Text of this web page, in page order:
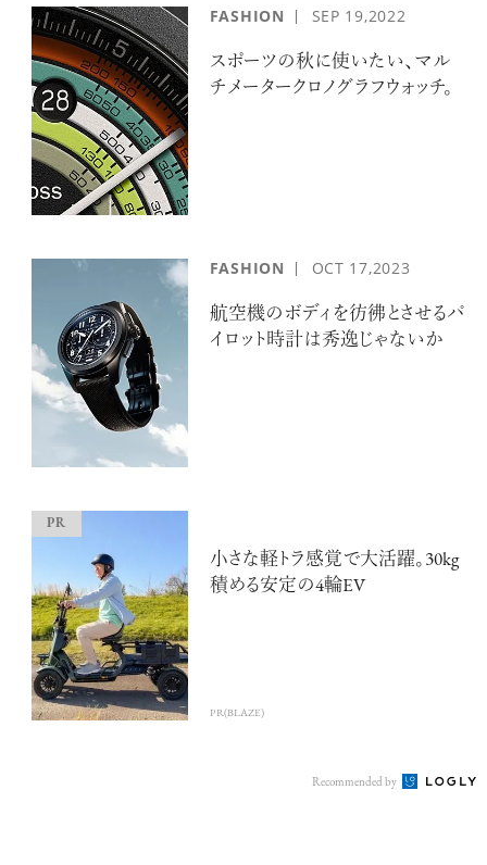
FASHION SEP 19,2022
スポーツの秋に使いたい、マル
チメータークロノグラフウォッチ。
FASHION OCT 17,2023
航空機のボディを彷彿とさせるパ
イロット時計は秀逸じゃないか
小さな軽トラ感覚で大活躍。30kg
積める安定の4輪EV
PR(BLAZE)
Recommended by